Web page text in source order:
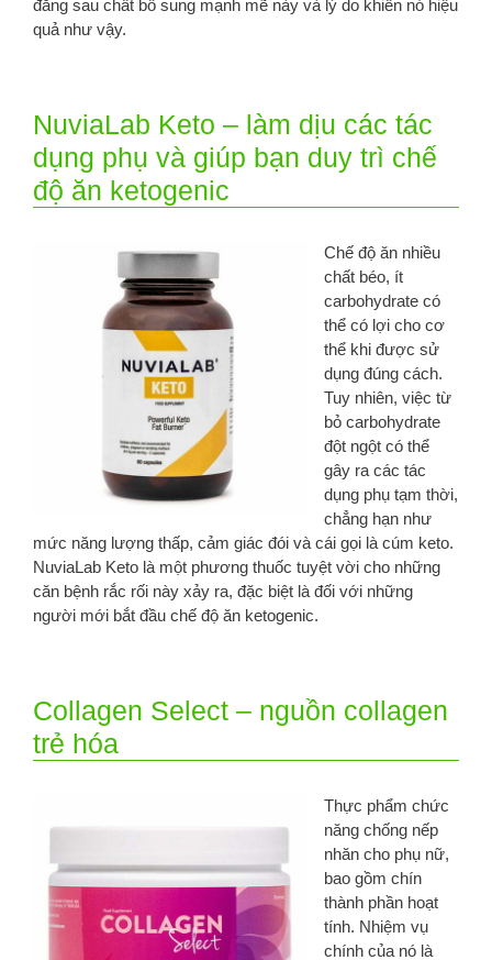
đằng sau chất bổ sung mạnh mẽ này và lý do khiến nó hiệu
quả như vậy.
NuviaLab Keto – làm dịu các tác
dụng phụ và giúp bạn duy trì chế
độ ăn ketogenic
Chế độ ăn nhiều
chất béo, ít
carbohydrate có
thể có lợi cho cơ
thể khi được sử
dụng đúng cách.
Tuy nhiên, việc từ
bỏ carbohydrate
đột ngột có thể
gây ra các tác
dụng phụ tạm thời,
chẳng hạn như
mức năng lượng thấp, cảm giác đói và cái gọi là cúm keto.
NuviaLab Keto là một phương thuốc tuyệt vời cho những
căn bệnh rắc rối này xảy ra, đặc biệt là đối với những
người mới bắt đầu chế độ ăn ketogenic.
Collagen Select – nguồn collagen
trẻ hóa
Thực phẩm chức
năng chống nếp
nhăn cho phụ nữ,
bao gồm chín
thành phần hoạt
tính. Nhiệm vụ
chính của nó là